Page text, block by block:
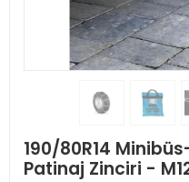
190/80R14
Patinaj Zinciri -